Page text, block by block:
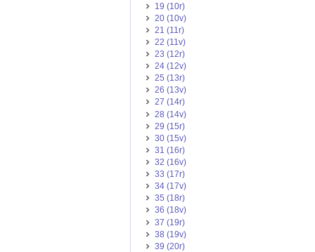
19 (10r)
20 (10v)
21 (11r)
22 (11v)
23 (12r)
24 (12v)
25 (13r)
26 (13v)
27 (14r)
28 (14v)
29 (15r)
30 (15v)
31 (16r)
32 (16v)
33 (17r)
34 (17v)
35 (18r)
36 (18v)
37 (19r)
38 (19v)
39 (20r)